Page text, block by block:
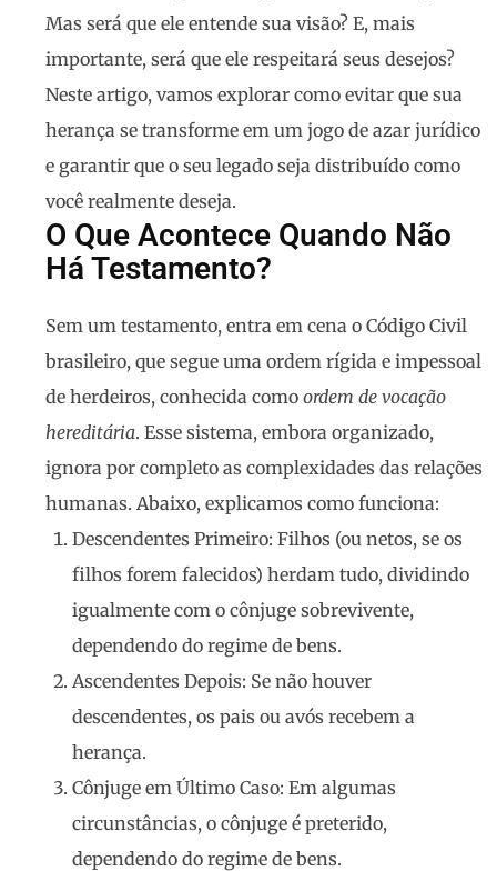
Mas será que ele entende sua visão? E, mais
importante, será que ele respeitará seus desejos?
Neste artigo, vamos explorar como evitar que sua
herança se transforme em um jogo de azar jurídico
e garantir que o seu legado seja distribuído como
você realmente deseja.
O Que Acontece Quando Não
Há Testamento?
Sem um testamento, entra em cena o Código Civil
brasileiro, que segue uma ordem rígida e impessoal
de herdeiros, conhecida como ordem de vocação
hereditária. Esse sistema, embora organizado,
ignora por completo as complexidades das relações
humanas. Abaixo, explicamos como funciona:
Descendentes Primeiro: Filhos (ou netos, se os
filhos forem falecidos) herdam tudo, dividindo
igualmente com o cônjuge sobrevivente,
dependendo do regime de bens.
Ascendentes Depois: Se não houver
descendentes, os pais ou avós recebem a
herança.
Cônjuge em Último Caso: Em algumas
circunstâncias, o cônjuge é preterido,
dependendo do regime de bens.